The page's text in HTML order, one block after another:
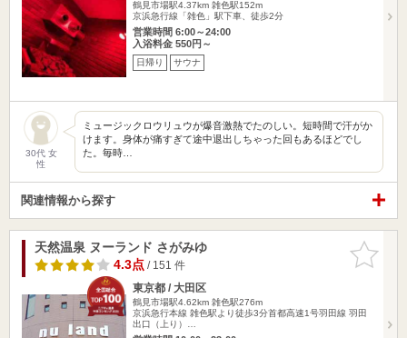
鶴見市場駅4.37km 雑色駅152m
京浜急行線「雑色」駅下車、徒歩2分
営業時間 6:00～24:00
入浴料金 550円～
日帰り サウナ
30代 女
性
ミュージックロウリュウが爆音激熱でたのしい。短時間で汗がか
けます。身体が痛すぎて途中退出しちゃった回もあるほどでし
た。毎時…
関連情報から探す
お気に入
りに追加
天然温泉 ヌーランド さがみゆ
4.3点/ 151 件
東京都 / 大田区
鶴見市場駅4.62km 雑色駅276m
京浜急行本線 雑色駅より徒歩3分首都高速1号羽田線 羽田
出口（上り）…